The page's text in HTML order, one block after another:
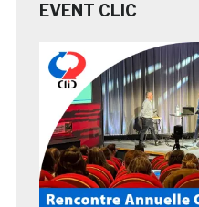
EVENT CLIC